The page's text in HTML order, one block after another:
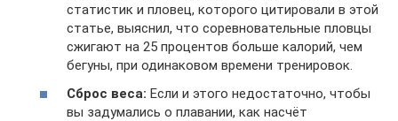
статистик и пловец, которого цитировали в этой
статье, выяснил, что соревновательные пловцы
сжигают на 25 процентов больше калорий, чем
бегуны, при одинаковом времени тренировок.
Сброс веса: Если и этого недостаточно, чтобы
вы задумались о плавании, как насчёт